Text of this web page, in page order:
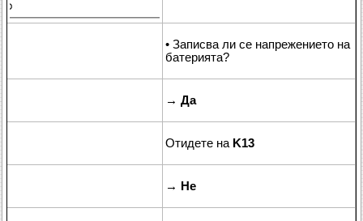
• Записва ли се напрежението на
батерията?
→ Да
Отидете на K13
→ Не